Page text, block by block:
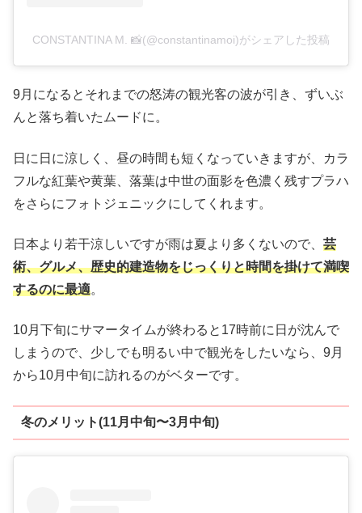
CONSTANTINA M. 📸(@constantinamoi)がシェアした投稿
9月になるとそれまでの怒涛の観光客の波が引き、ずいぶ
んと落ち着いたムードに。
日に日に涼しく、昼の時間も短くなっていきますが、カラ
フルな紅葉や黄葉、落葉は中世の面影を色濃く残すプラハ
をさらにフォトジェニックにしてくれます。
日本より若干涼しいですが雨は夏より多くないので、 芸
術、グルメ、歴史的建造物をじっくりと時間を掛けて満喫
するのに最適。
10月下旬にサマータイムが終わると17時前に日が沈んで
しまうので、少しでも明るい中で観光をしたいなら、9月
から10月中旬に訪れるのがベターです。
冬のメリット(11月中旬〜3月中旬)